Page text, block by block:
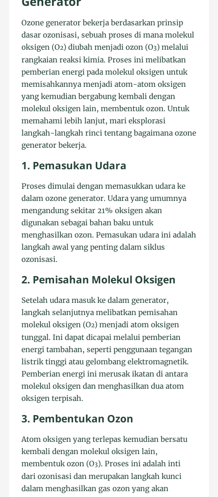
Ozone generator bekerja berdasarkan prinsip
dasar ozonisasi, sebuah proses di mana molekul
oksigen (O2) diubah menjadi ozon (O3) melalui
rangkaian reaksi kimia. Proses ini melibatkan
pemberian energi pada molekul oksigen untuk
memisahkannya menjadi atom-atom oksigen
yang kemudian bergabung kembali dengan
molekul oksigen lain, membentuk ozon. Untuk
memahami lebih lanjut, mari eksplorasi
langkah-langkah rinci tentang bagaimana ozone
generator bekerja.
1. Pemasukan Udara
Proses dimulai dengan memasukkan udara ke
dalam ozone generator. Udara yang umumnya
mengandung sekitar 21% oksigen akan
digunakan sebagai bahan baku untuk
menghasilkan ozon. Pemasukan udara ini adalah
langkah awal yang penting dalam siklus
ozonisasi.
2. Pemisahan Molekul Oksigen
Setelah udara masuk ke dalam generator,
langkah selanjutnya melibatkan pemisahan
molekul oksigen (O2) menjadi atom oksigen
tunggal. Ini dapat dicapai melalui pemberian
energi tambahan, seperti penggunaan tegangan
listrik tinggi atau gelombang elektromagnetik.
Pemberian energi ini merusak ikatan di antara
molekul oksigen dan menghasilkan dua atom
oksigen terpisah.
3. Pembentukan Ozon
Atom oksigen yang terlepas kemudian bersatu
kembali dengan molekul oksigen lain,
membentuk ozon (O3). Proses ini adalah inti
dari ozonisasi dan merupakan langkah kunci
dalam menghasilkan gas ozon yang akan